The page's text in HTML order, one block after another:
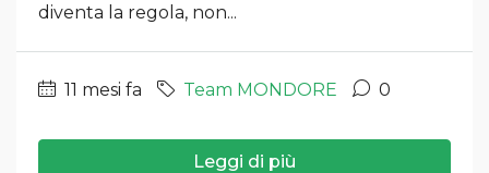
diventa la regola, non...
11 mesi fa Team MONDORE 0
Leggi di più